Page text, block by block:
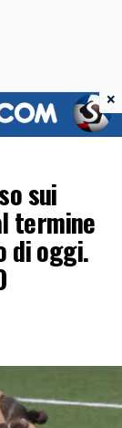
sui
termine
di oggi.
×